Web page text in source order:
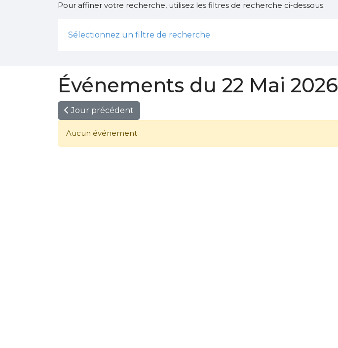
Pour affiner votre recherche, utilisez les filtres de recherche ci-dessous.
Sélectionnez un filtre de recherche
Événements du 22 Mai 2026
Jour précédent
Aucun événement